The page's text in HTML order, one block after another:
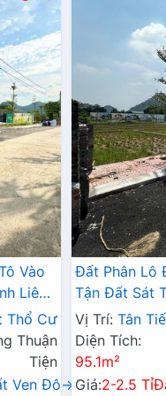
Vào
Liên
Thổ Cư
Thuận
Tiện
Ven Đô→
Đất Phân Lô
Tận Đất Sát
Xã Ngay Gần
Vị Trí: Tân
Diện Tích:
95.1m²
Giá:2-2.5 Tỉ